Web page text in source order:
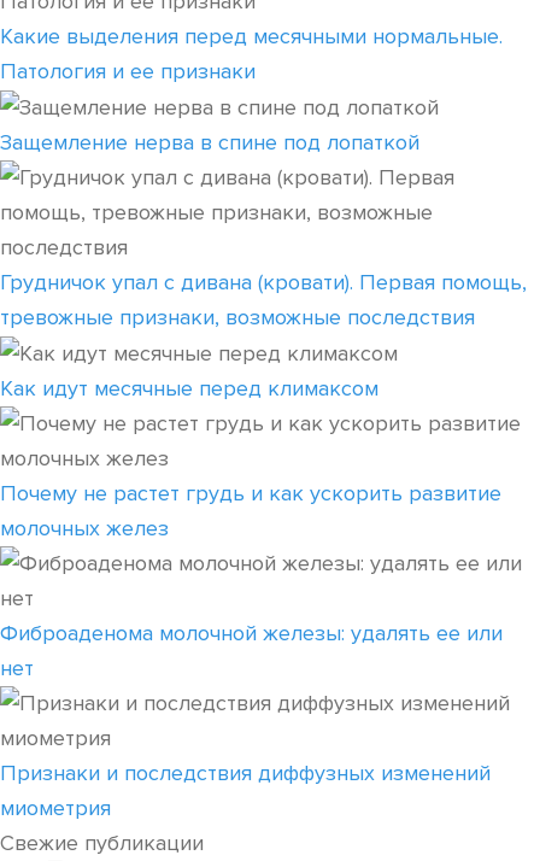
Какие выделения перед месячными нормальные.
Патология и ее признаки
Защемление нерва в спине под лопаткой
Грудничок упал с дивана (кровати). Первая помощь,
тревожные признаки, возможные последствия
Как идут месячные перед климаксом
Почему не растет грудь и как ускорить развитие
молочных желез
Фиброаденома молочной железы: удалять ее или
нет
Признаки и последствия диффузных изменений
миометрия
Свежие публикации